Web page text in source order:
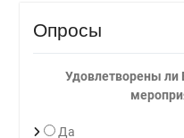
Опросы
Удовлетворены ли
Да